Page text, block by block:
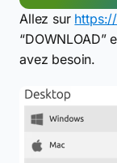
Allez sur
avez besoin.